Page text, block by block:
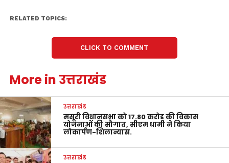
RELATED TOPICS:
CLICK TO COMMENT
More in उत्तराखंड
उत्तराखंड
मसूरी विधानसभा को 17.80 करोड़ की विकास
योजनाओं की सौगात, सीएम धामी ने किया
लोकार्पण-शिलान्यास.
उत्तराखंड